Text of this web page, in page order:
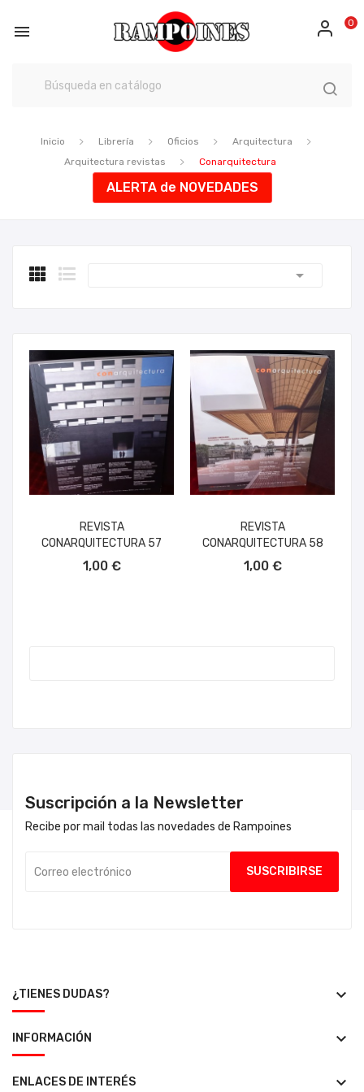
 0
Inicio Librería Oficios
Arquitectura
Arquitectura revistas
Conarquitectura
ALERTA de NOVEDADES

REVISTA
CONARQUITECTURA 57
1,00 €
REVISTA
CONARQUITECTURA 58
1,00 €
Suscripción a la Newsletter
Recibe por mail todas las novedades de Rampoines
¿TIENES DUDAS? keyboard_arrow_down
INFORMACIÓN keyboard_arrow_down
ENLACES DE INTERÉS keyboard_arrow_down